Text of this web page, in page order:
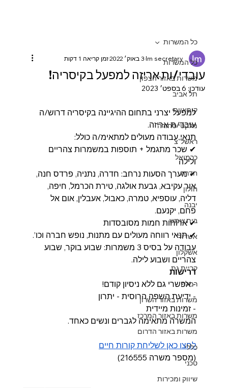
כל המשרות
משרות באזור הצפון
תל אביב
קופאיות
מלקטי סחורה
ראשל"צ
כרמיאל
חדרה
חולון
יבנה
בית שמש
אשדוד
אשקלון
קריית גת
רמלה
משרות באזור השרון
משרות באזור המרכז
משרות באזור הדרום
כללי
טכני
שיווק ומכירות
כל המשרות
עובדי/ות אריזה למפעל בקיסריה!
lm secretary3 באוק׳ 2022 זמן קריאה 1 דקות
עודכן: 6 בספט׳ 2023
למפעל יצרני בתחום ההיגיינה בקיסריה דרוש/ה
עובד/ת אריזה.
תנאי עבודה מעולים למתאימ/ה כולל:
✔ שכר מתגמל + תוספות במשמרות צהריים
ולילה
✔ מערך הסעות נרחב: חדרה, נתניה, פרדס חנה,
אור עקיבא, גבעת אולגה, טירת הכרמל, חיפה,
דליה, עוספיא, טמרה, כאבול, אעבלין, אום אל
פחם, יקנעם.
✔ ארוחות חמות מסובסדות
✔ תנאי רווחה מעולים עם מתנות, נופש חברה וכו’.
עבודה על בסיס 3 משמרות: שבוע בוקר, שבוע
צהריים ושבוע לילה.
דרישות
- אפשרי גם ללא ניסיון קודם!
- ידיעת השפה הרוסית - יתרון
- זמינות מיידית
המשרה מתאימה לגברים ונשים כאחד.
לחצו כאן לשליחת קורות חיים
(מספר משרה 216555)